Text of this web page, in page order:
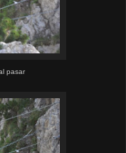
pasar